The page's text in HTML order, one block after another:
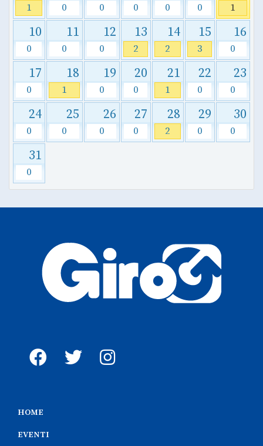
1 0 0 0 0 0 1
10
0
11
0
12
0
13
2
14
2
15
3
16
0
17
0
18
1
19
0
20
0
21
1
22
0
23
0
24
0
25
0
26
0
27
0
28
2
29
0
30
0
31
0
HOME
EVENTI